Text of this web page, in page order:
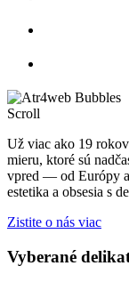
Scroll
Už viac ako 19
mieru, ktoré sú
vpred — od Európy
estetika a obsesia s
Zistite o nás viac
Vyberané